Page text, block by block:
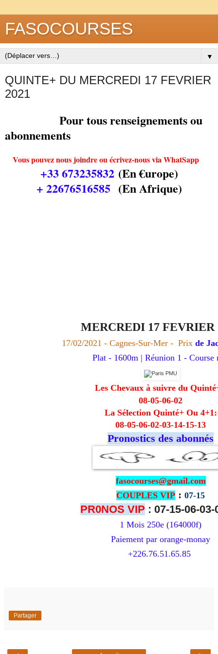
FASOCOURSES
▼
QUINTE+ DU MERCREDI 17 FEVRIER
2021
Pour tous renseignements ou
abonnements
Vous pouvez nous joindre ou écrivez-nous via WhatSapp
+33 673235832(En €urope)
+ 22676516585 (En Afrique)
MERCREDI 17 FEVRIER
17/02/2021 - Cagnes-Sur-Mer - Prix de
Plat - 1600m | Réunion 1 - Course
Les Chevaux à suivre du
08-05-06-02
La Sélection Quinté+ Ou 4+1:
08-05-06-02-03-14-15-13
Pronostics des abonnés
fasocourses@gmail.com
COUPLES VIP : 07-15
PR0NOS VIP : 07-15-06-03-
1 Mois 250e (164000f)
Paiement par orange-monay
+226.76.51.65.85
Partager